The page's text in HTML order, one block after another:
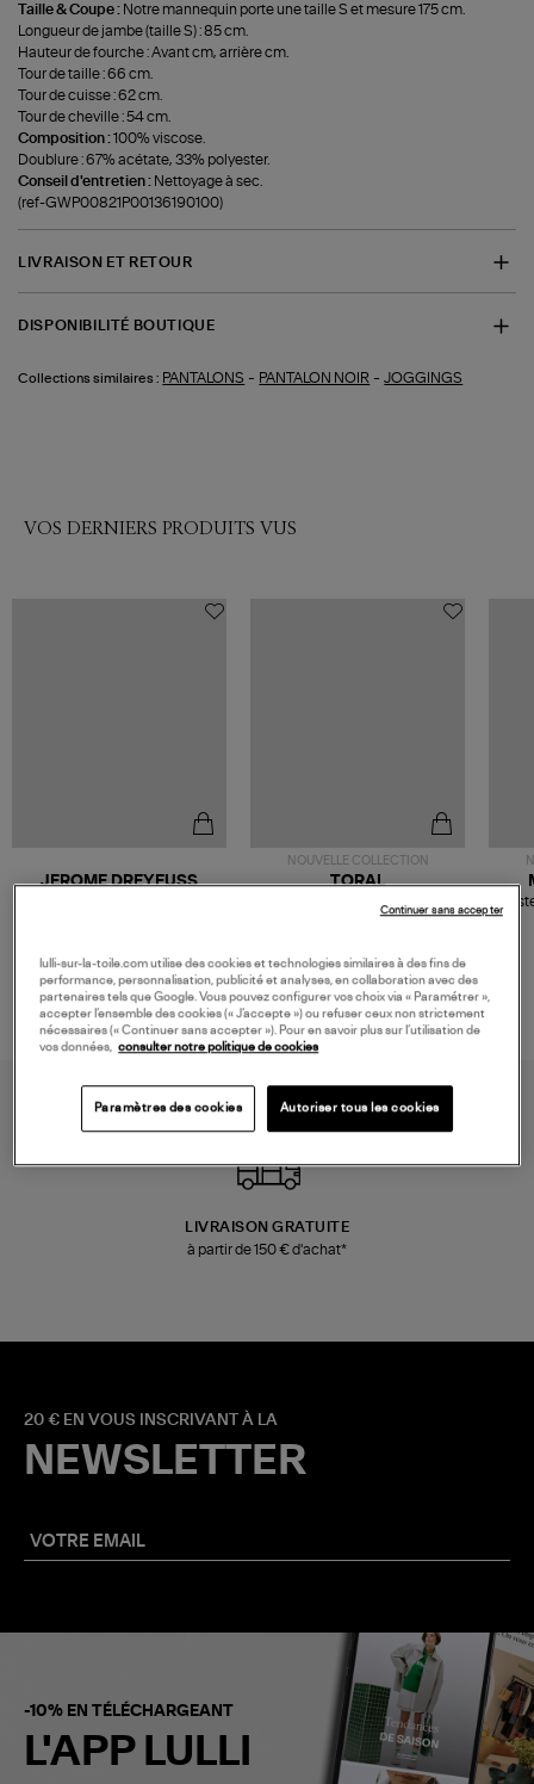
Taille & Coupe : Notre mannequin porte une taille S et mesure 175 cm.
Longueur de jambe (taille S) : 85 cm.
Hauteur de fourche : Avant cm, arrière cm.
Tour de taille : 66 cm.
Tour de cuisse : 62 cm.
Tour de cheville : 54 cm.
Composition :100% viscose.
Doublure : 67% acétate, 33% polyester.
Conseil d'entretien : Nettoyage à sec.
(ref-GWP00821P00136190100)
LIVRAISON ET RETOUR
DISPONIBILITÉ BOUTIQUE
Collections similaires : PANTALONS - PANTALON NOIR -JOGGINGS
VOS DERNIERS PRODUITS VUS
JEROME DREYFUSS
NOUVELLE COLLECTION
TORAL
Mousse
LIVRAISON GRATUITE
à partir de 150 € d'achat*
20 € EN VOUS INSCRIVANT À LA
NEWSLETTER
-10% EN TÉLÉCHARGEANT
L'APP LULLI
lulli-sur-la-toile.com utilise des cookies et technologies similaires à des fins de
performance, personnalisation, publicité et analyses, en collaboration avec des
partenaires tels que Google. Vous pouvez configurer vos choix via « Paramétrer »,
accepter l’ensemble des cookies (« J’accepte ») ou refuser ceux non strictement
nécessaires (« Continuer sans accepter »). Pour en savoir plus sur l’utilisation de
vos données, consulter notre politique de cookies
Paramètres des cookies Autoriser tous les cookies
Continuer sans accepter